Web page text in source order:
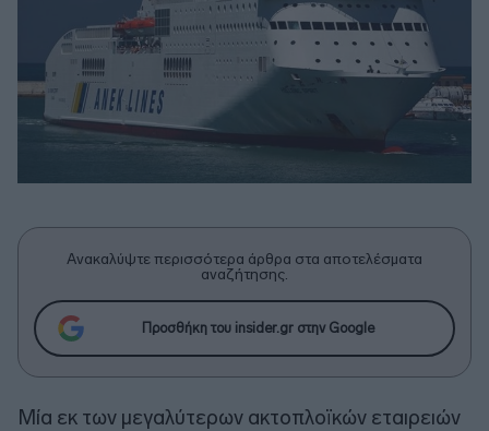
Ανακαλύψτε περισσότερα άρθρα στα αποτελέσματα
αναζήτησης.
Προσθήκη του insider.gr στην Google
Μία εκ των μεγαλύτερων ακτοπλοϊκών εταιρειών